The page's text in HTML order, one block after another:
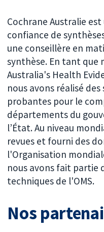
Cochrane Australie
confiance de
une conseillère en
synthèse. En tant que
Australia's Health
nous avons réalisé
probantes pour le
départements du
l’État. Au niveau
revues et fourni des
l'Organisation
nous avons fait partie
techniques de l'OMS.
Nos